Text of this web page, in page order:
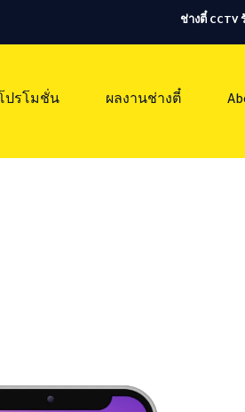
ช่างตี๋
โปรโมชั่น ผลงานช่างตี๋